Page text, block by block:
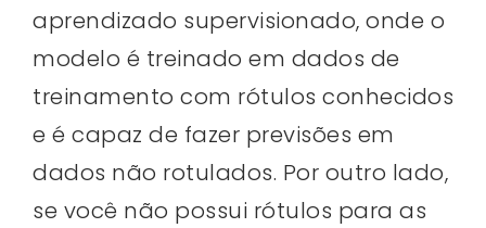
aprendizado supervisionado, onde o
modelo é treinado em dados de
treinamento com rótulos conhecidos
e é capaz de fazer previsões em
dados não rotulados. Por outro lado,
se você não possui rótulos para as